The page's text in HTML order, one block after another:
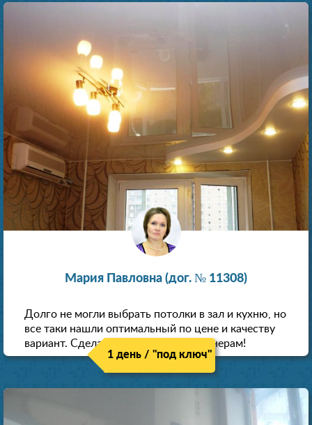
Мария Павловна (дог. № 11308)
Долго не могли выбрать потолки в зал и кухню, но
все таки нашли оптимальный по цене и качеству
вариант. Сделали скидку как пенсионерам!
1 день / "под ключ"